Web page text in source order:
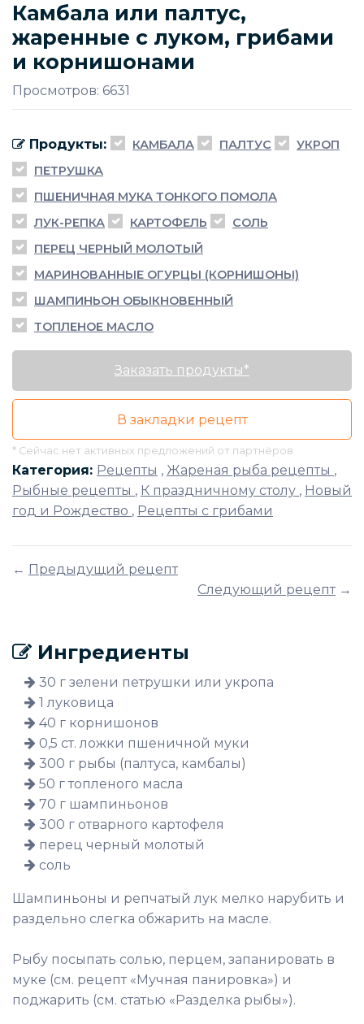
Камбала или палтус,
жаренные с луком, грибами
и корнишонами
Просмотров: 6631
Продукты: КАМБАЛА ПАЛТУС
УКРОП
ПЕТРУШКА
ПШЕНИЧНАЯ МУКА ТОНКОГО ПОМОЛА
ЛУК-РЕПКА
КАРТОФЕЛЬ
СОЛЬ
ПЕРЕЦ ЧЕРНЫЙ МОЛОТЫЙ
МАРИНОВАННЫЕ ОГУРЦЫ (КОРНИШОНЫ)
ШАМПИНЬОН ОБЫКНОВЕННЫЙ
ТОПЛЕНОЕ МАСЛО
Заказать продукты*
В закладки рецепт
* Сейчас нет активных предложений от партнёров
Категория: Рецепты , Жареная рыба рецепты ,
Рыбные рецепты , К праздничному столу , Новый
год и Рождество , Рецепты с грибами
← Предыдущий рецепт
Следующий рецепт→
Ингредиенты
30 г зелени петрушки или укропа
1 луковица
40 г корнишонов
0,5 ст. ложки пшеничной муки
300 г рыбы (палтуса, камбалы)
50 г топленого масла
70 г шампиньонов
300 г отварного картофеля
перец черный молотый
соль
Шампиньоны и репчатый лук мелко нарубить и
раздельно слегка обжарить на масле.
Рыбу посыпать солью, перцем, запанировать в
муке (см. рецепт «Мучная панировка») и
поджарить (см. статью «Разделка рыбы»).